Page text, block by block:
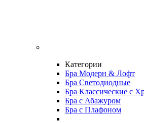
Категории
Бра Модерн & Лофт
Бра Светодиодные
Бра Классические с
Бра с Абажуром
Бра с Плафоном